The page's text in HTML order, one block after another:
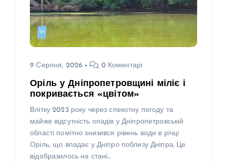
9 Серпня, 2026 0 Коментарі
Оріль у Дніпропетровщині міліє і
покривається «цвітом»
Влітку 2023 року через спекотну погоду та
майже відсутність опадів у Дніпропетровській
області помітно знизився рівень води в річці
Оріль, що впадає у Дніпро поблизу Дніпра. Це
відобразилось на стані…